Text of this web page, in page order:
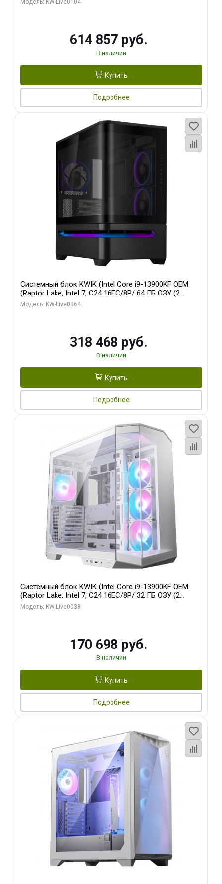
Модель: KW-Live0104
614 857 руб.
В наличии
Купить
Подробнее
Системный блок KWIK (Intel Core i9-13900KF OEM
(Raptor Lake, Intel 7, C24 16EC/8P/ 64 ГБ ОЗУ (2
модуля)/ ASUS RTX5080 PROART OC 16GB GDDR7
Модель: KW-Live0064
318 468 руб.
В наличии
Купить
Подробнее
Системный блок KWIK (Intel Core i9-13900KF OEM
(Raptor Lake, Intel 7, C24 16EC/8P/ 32 ГБ ОЗУ (2
модуля)/ Gigabyte RX9070XT GAMING OC 16GB GDDR6
Модель: KW-Live0038
170 698 руб.
В наличии
Купить
Подробнее